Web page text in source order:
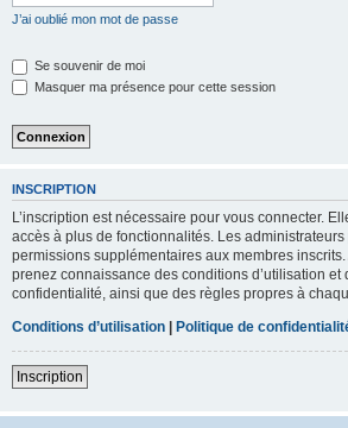
J’ai oublié mon mot de passe
Se souvenir de moi
Masquer ma présence pour cette session
INSCRIPTION
L’inscription est nécessaire pour vous connecter.
accès à plus de fonctionnalités. Les
permissions supplémentaires aux membres inscrits.
prenez connaissance des conditions d’utilisation et
confidentialité, ainsi que des règles propres à
Conditions d’utilisation | Politique de
Inscription